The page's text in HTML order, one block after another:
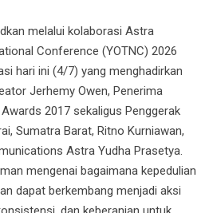
melalui kolaborasi Astra
Conference (YOTNC) 2026
hari ini (4/7) yang menghadirkan
Jerhemy Owen, Penerima
2017 sekaligus Penggerak
Sumatra Barat, Ritno Kurniawan,
Astra Yudha Prasetya.
mengenai bagaimana kepedulian
dapat berkembang menjadi aksi